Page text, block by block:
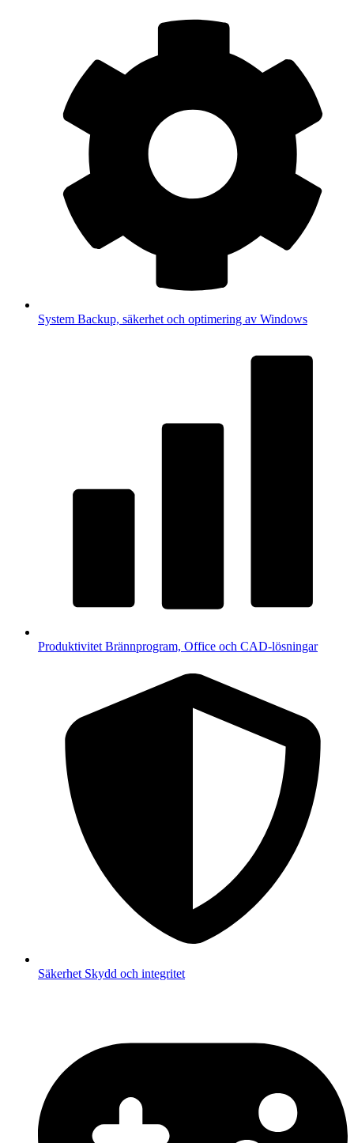
System Backup, säkerhet och optimering av Windows
Produktivitet Brännprogram, Office och CAD-lösningar
Säkerhet Skydd och integritet